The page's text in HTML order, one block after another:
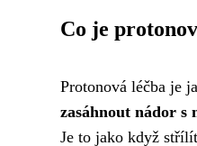
Co je
Protonová léčba je
zasáhnout nádor s
Je to jako když